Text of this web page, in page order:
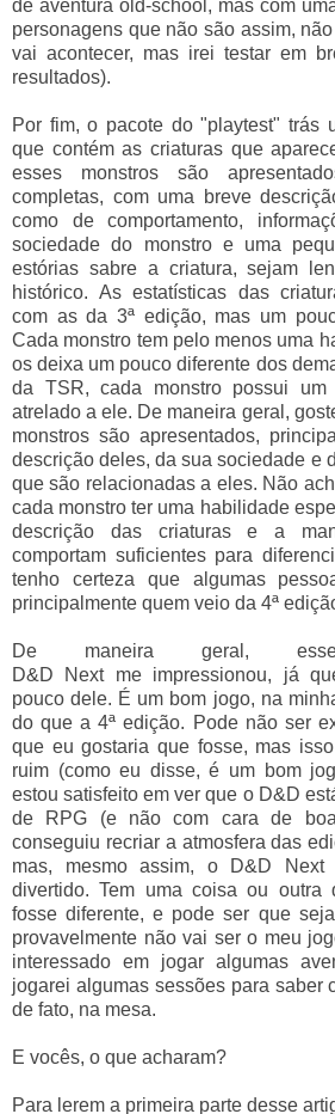
de aventura old-school, mas com
personagens que não são assim,
vai acontecer, mas irei testar em
resultados).
Por fim, o pacote do "playtest" trás
que contém as criaturas que
esses monstros são
completas, com uma breve
como de comportamento,
sociedade do monstro e uma
estórias sabre a criatura, sejam
histórico. As estatísticas das
com as da 3ª edição, mas um
Cada monstro tem pelo menos uma
os deixa um pouco diferente dos
da TSR, cada monstro possui um
atrelado a ele. De maneira geral,
monstros são apresentados,
descrição deles, da sua sociedade e
que são relacionadas a eles. Não
cada monstro ter uma habilidade
descrição das criaturas e a
comportam suficientes para
tenho certeza que algumas
principalmente quem veio da 4ª
De maneira geral,
D&D Next me impressionou, já
pouco dele. É um bom jogo, na
do que a 4ª edição. Pode não ser
que eu gostaria que fosse, mas
ruim (como eu disse, é um bom
estou satisfeito em ver que o D&D
de RPG (e não com cara de
conseguiu recriar a atmosfera das
mas, mesmo assim, o D&D
divertido. Tem uma coisa ou outra
fosse diferente, e pode ser que
provavelmente não vai ser o meu
interessado em jogar algumas
jogarei algumas sessões para saber
de fato, na mesa.
E vocês, o que acharam?
Para lerem a primeira parte desse